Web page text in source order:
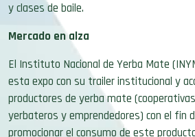
y clases de baile.
Mercado en alza
El Instituto Nacional de Yerba Mate
esta expo con su trailer institucional y
productores de yerba mate
yerbateros y emprendedores) con el fin
promocionar el consumo de este